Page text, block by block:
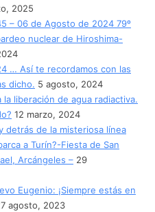
2025
– 06 de Agosto de 2024 79º
nuclear de Hiroshima-
… Así te recordamos con las
dicho. 5 agosto, 2024
la liberación de agua radiactiva.
12 marzo, 2024
detrás de la misteriosa línea
a Turín?-Fiesta de San
Arcángeles – 29
Eugenio: ¡Siempre estás en
agosto, 2023